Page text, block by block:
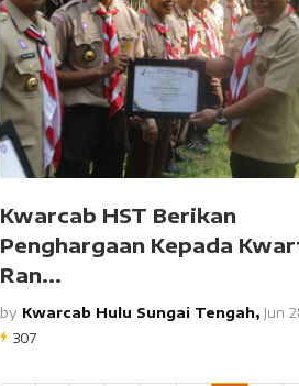
Kwarcab HST Berikan
Penghargaan Kepada
Ran...
by Kwarcab Hulu Sungai Tengah, Jun
307